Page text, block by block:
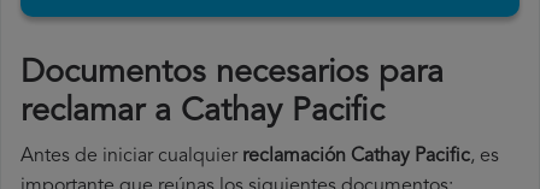
Documentos necesarios para
reclamar a Cathay Pacific
Antes de iniciar cualquier reclamación Cathay Pacific, es